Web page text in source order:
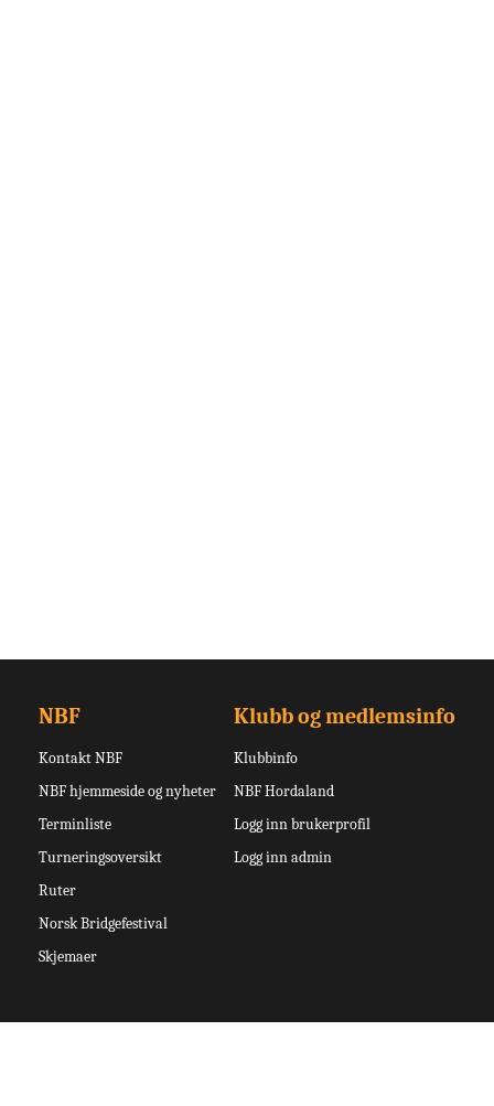
NBF
Kontakt NBF
NBF hjemmeside og nyheter
Terminliste
Turneringsoversikt
Ruter
Norsk Bridgefestival
Skjemaer
Klubb og medlemsinfo
Klubbinfo
NBF Hordaland
Logg inn brukerprofil
Logg inn admin